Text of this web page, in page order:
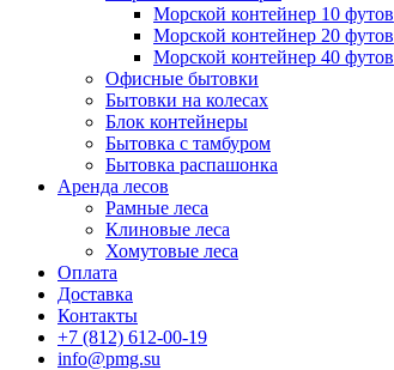
Морской контейнер 10 футов
Морской контейнер 20 футов
Морской контейнер 40 футов
Офисные бытовки
Бытовки на колесах
Блок контейнеры
Бытовка с тамбуром
Бытовка распашонка
Аренда лесов
Рамные леса
Клиновые леса
Хомутовые леса
Оплата
Доставка
Контакты
+7 (812) 612-00-19
info@pmg.su